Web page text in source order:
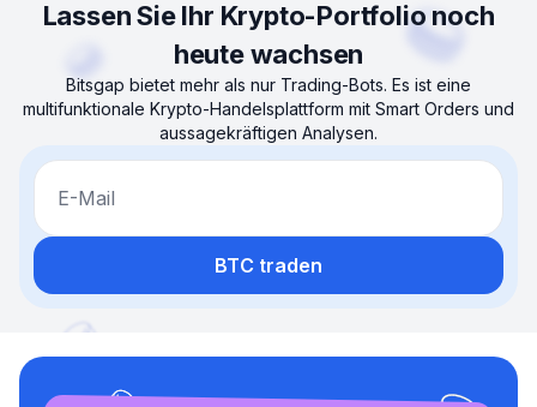
Lassen Sie Ihr Krypto-Portfolio noch
heute wachsen
Bitsgap bietet mehr als nur Trading-Bots. Es ist eine
multifunktionale Krypto-Handelsplattform mit Smart Orders und
aussagekräftigen Analysen.
E-Mail
BTC traden